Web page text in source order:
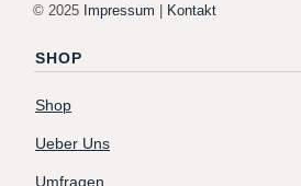
© 2025 Impressum | Kontakt
SHOP
Shop
Ueber Uns
Umfragen